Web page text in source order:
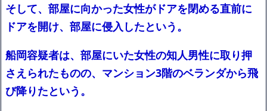
そして、部屋に向かった女性がドアを閉める直前に
ドアを開け、部屋に侵入したという。
船岡容疑者は、部屋にいた女性の知人男性に取り押
さえられたものの、マンション3階のベランダから飛
び降りたという。